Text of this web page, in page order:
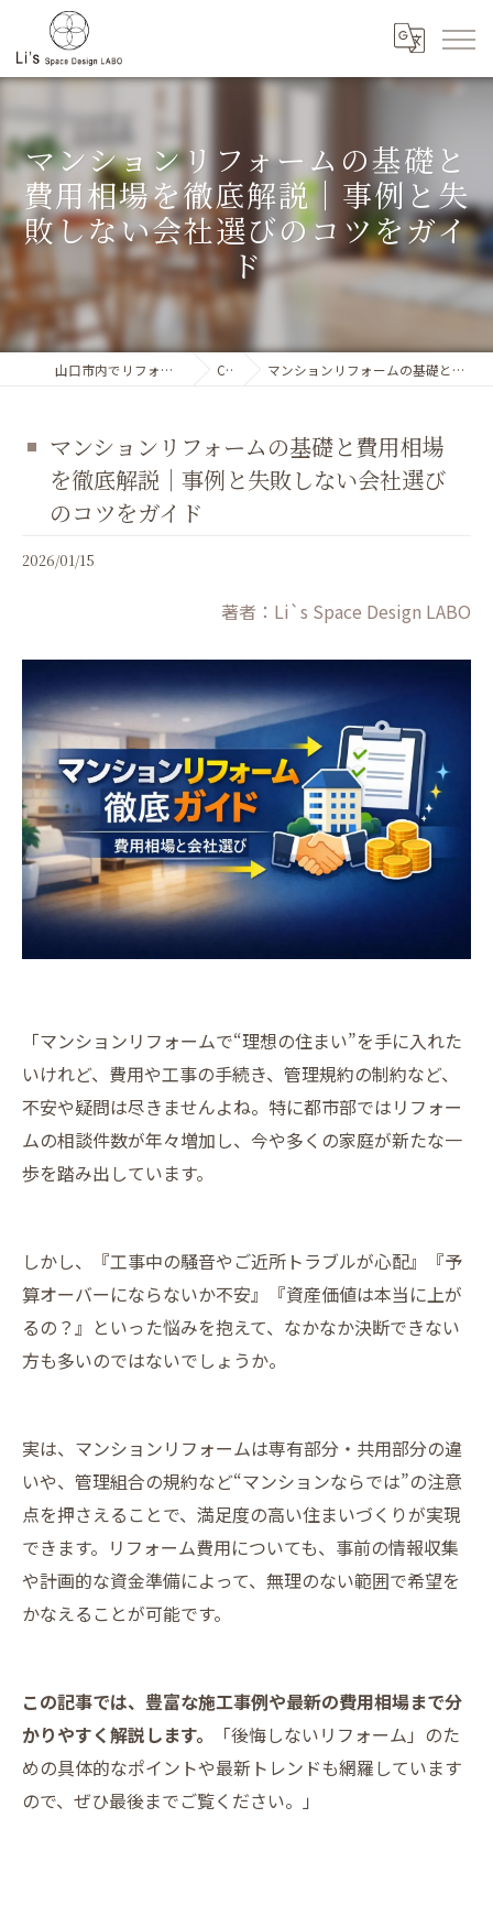
マンションリフォームの基礎と
費用相場を徹底解説｜事例と失
敗しない会社選びのコツをガイ
ド
山口市内でリフォーム工事に対応するLi`s SpaceDesignLABO Column マンションリフォームの基礎と費用相場を徹底解説｜事例と失敗しない会社選びのコツをガイド
マンションリフォームの基礎と費用相場
を徹底解説｜事例と失敗しない会社選び
のコツをガイド
2026/01/15
著者：Li`s Space Design LABO
「マンションリフォームで“理想の住まい”を手に入れた
いけれど、費用や工事の手続き、管理規約の制約など、
不安や疑問は尽きませんよね。特に都市部ではリフォー
ムの相談件数が年々増加し、今や多くの家庭が新たな一
歩を踏み出しています。
しかし、『工事中の騒音やご近所トラブルが心配』『予
算オーバーにならないか不安』『資産価値は本当に上が
るの？』といった悩みを抱えて、なかなか決断できない
方も多いのではないでしょうか。
実は、マンションリフォームは専有部分・共用部分の違
いや、管理組合の規約など“マンションならでは”の注意
点を押さえることで、満足度の高い住まいづくりが実現
できます。リフォーム費用についても、事前の情報収集
や計画的な資金準備によって、無理のない範囲で希望を
かなえることが可能です。
この記事では、豊富な施工事例や最新の費用相場まで分
かりやすく解説します。
「後悔しないリフォーム」のた
めの具体的なポイントや最新トレンドも網羅しています
ので、ぜひ最後までご覧ください。」